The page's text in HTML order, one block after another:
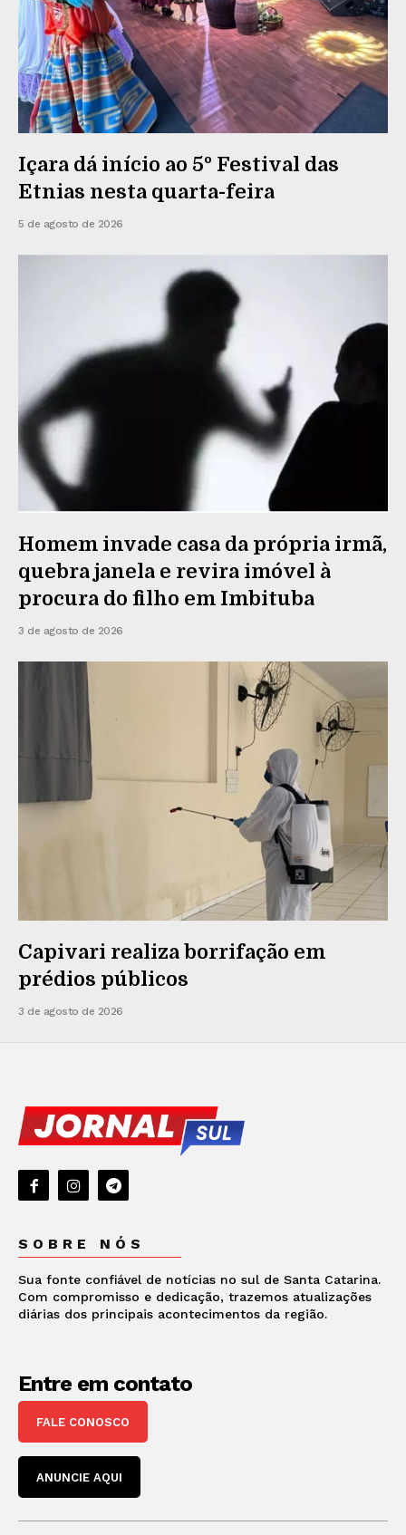
Içara dá início ao 5º Festival das
Etnias nesta quarta-feira
5 de agosto de 2026
Homem invade casa da própria irmã,
quebra janela e revira imóvel à
procura do filho em Imbituba
3 de agosto de 2026
Capivari realiza borrifação em
prédios públicos
3 de agosto de 2026
SOBRE NÓS
Sua fonte confiável de notícias no sul de Santa Catarina.
Com compromisso e dedicação, trazemos atualizações
diárias dos principais acontecimentos da região.
Entre em contato
FALE CONOSCO
ANUNCIE AQUI